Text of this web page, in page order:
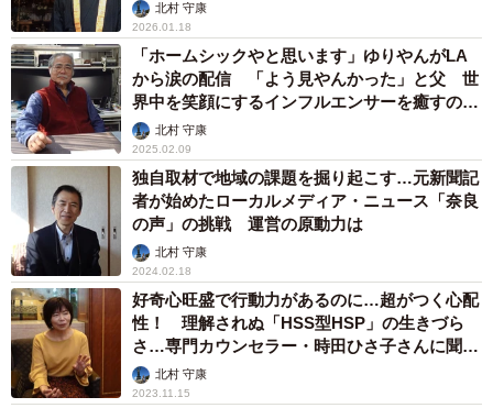
北村 守康
2026.01.18
「ホームシックやと思います」ゆりやんがLA
から涙の配信 「よう見やんかった」と父 世
界中を笑顔にするインフルエンサーを癒すのは
奈良の実家
北村 守康
2025.02.09
独自取材で地域の課題を掘り起こす…元新聞記
者が始めたローカルメディア・ニュース「奈良
の声」の挑戦 運営の原動力は
北村 守康
2024.02.18
好奇心旺盛で行動力があるのに…超がつく心配
性！ 理解されぬ「HSS型HSP」の生きづら
さ…専門カウンセラー・時田ひさ子さんに聞い
てみた北村 守康
2023.11.15